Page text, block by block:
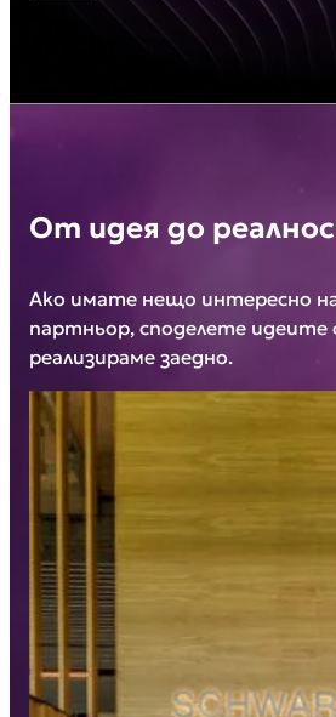
От идея до
Ако имате нещо интересно
партньор, споделете идеите
реализираме заедно.